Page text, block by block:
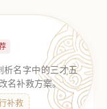
析名字中的三才五
名补救方案。
补救